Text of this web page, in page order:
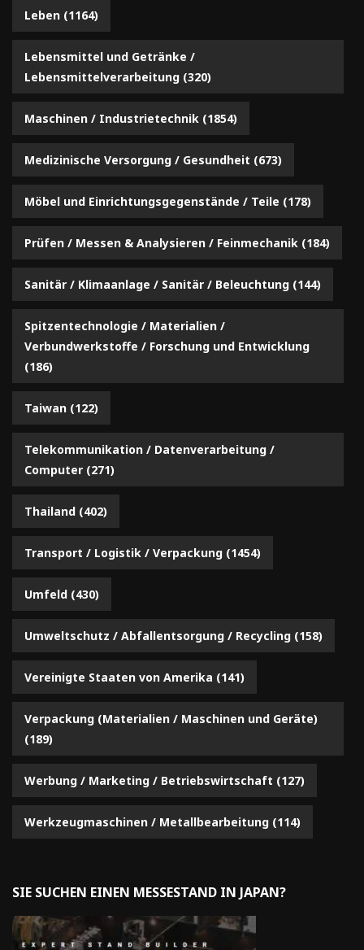
Leben (1164)
Lebensmittel und Getränke /
Lebensmittelverarbeitung (320)
Maschinen / Industrietechnik (1854)
Medizinische Versorgung / Gesundheit (673)
Möbel und Einrichtungsgegenstände / Teile (178)
Prüfen / Messen & Analysieren / Feinmechanik (184)
Sanitär / Klimaanlage / Sanitär / Beleuchtung (144)
Spitzentechnologie / Materialien /
Verbundwerkstoffe / Forschung und Entwicklung
(186)
Taiwan (122)
Telekommunikation / Datenverarbeitung /
Computer (271)
Thailand (402)
Transport / Logistik / Verpackung (1454)
Umfeld (430)
Umweltschutz / Abfallentsorgung / Recycling (158)
Vereinigte Staaten von Amerika (141)
Verpackung (Materialien / Maschinen und Geräte)
(189)
Werbung / Marketing / Betriebswirtschaft (127)
Werkzeugmaschinen / Metallbearbeitung (114)
SIE SUCHEN EINEN MESSESTAND IN JAPAN?